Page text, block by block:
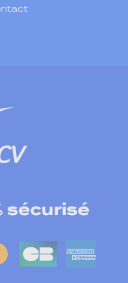
sécurisé